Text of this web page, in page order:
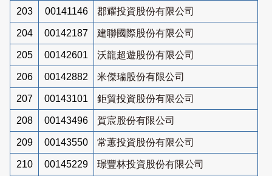
203 00141146 郡耀投資股份有限公司
204 00142187 建聯國際股份有限公司
205 00142601 沃龍超遊股份有限公司
206 00142882 米傑瑞股份有限公司
207 00143101 鉅貿投資股份有限公司
208 00143496 賀宸股份有限公司
209 00143550 常蕙投資股份有限公司
210 00145229 璟豐林投資股份有限公司